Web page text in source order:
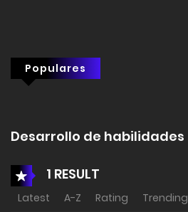
Populares
Desarrollo de habilidades
1 RESULT
Latest A-Z Rating Trending